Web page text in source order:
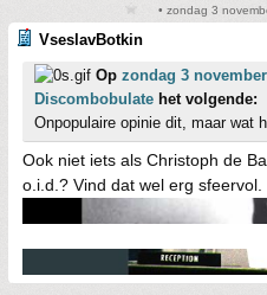
• zondag 3
VseslavBotkin
Op zondag 3
Discombobulate het volgende:
Onpopulaire opinie dit, maar wat
Ook niet iets als Christoph de
o.i.d.? Vind dat wel erg sfeervol.